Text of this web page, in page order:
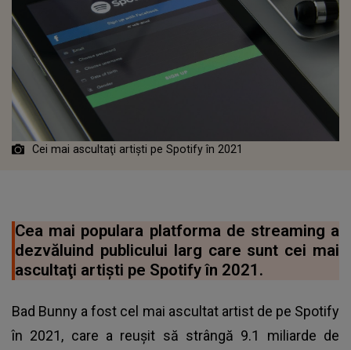
Cei mai ascultaţi artişti pe Spotify în 2021
Cea mai populara platforma de streaming a
dezvăluind publicului larg care sunt cei mai
ascultaţi artişti pe Spotify în 2021.
Bad Bunny a fost cel mai ascultat artist de pe Spotify
în 2021, care a reușit să strângă 9.1 miliarde de